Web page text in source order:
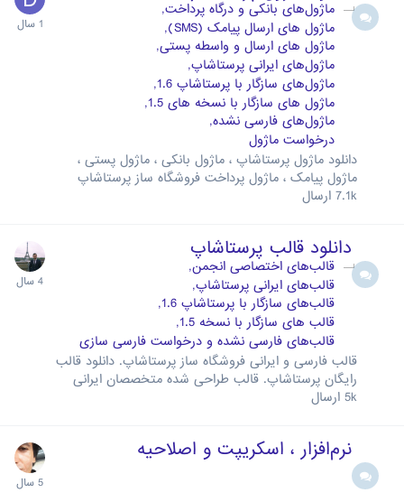
ماژول‌های بانکی و درگاه پرداخت
ماژول های ارسال پیامک (SMS)
ماژول های ارسال و واسطه پستی
ماژول‌های ایرانی پرستاشاپ
ماژول‌های سازگار با پرستاشاپ 1.6
ماژول های سازگار با نسخه های 1.5
ماژول‌های فارسی نشده
درخواست ماژول
دانلود ماژول پرستاشاپ ، ماژول بانکی ، ماژول پستی ،
ماژول پیامک ، ماژول پرداخت فروشگاه ساز پرستاشاپ
7.1k ارسال
دانلود قالب پرستاشاپ
قالب‌های اختصاصی انجمن
قالب‌های ایرانی پرستاشاپ
قالب‌های سازگار با پرستاشاپ 1.6
قالب های سازگار با نسخه 1.5
قالب‌های فارسی نشده و درخواست فارسی سازی
قالب فارسی و ایرانی فروشگاه ساز پرستاشاپ. دانلود قالب
رایگان پرستاشاپ. قالب طراحی شده متخصصان ایرانی
5k ارسال
نرم‌افزار ، اسکریپت و اصلاحیه